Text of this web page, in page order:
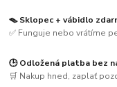
🪤 Sklopec + vábidlo
✅ Funguje nebo vrátíme
🕒 Odložená platba bez
🛒 Nakup hned, zaplať